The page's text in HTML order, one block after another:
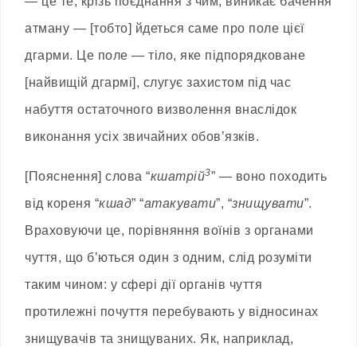
атману — [тобто] йдеться саме про поле цієї
дгарми. Це поле — тіло, яке підпорядковане
[найвищій дгармі], слугує захистом під час
набуття остаточного визволення внаслідок
виконання усіх звичайних обов’язків.
[Пояснення] слова “кшатрій3” — воно походить
від кореня “кшад” “атакувати”, “знищувати”.
Враховуючи це, порівняння воїнів з органами
чуття, що бʼються один з одним, слід розуміти
таким чином: у сфері дії органів чуття
протилежні почуття перебувають у відносинах
знищувачів та знищуваних. Як, наприклад,